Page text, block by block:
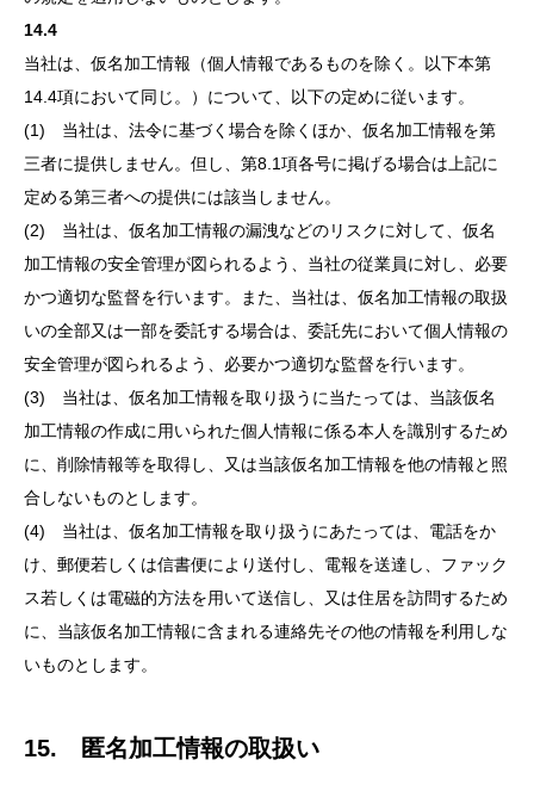
14.4
当社は、仮名加工情報（個人情報であるものを除く。以下本第
14.4項において同じ。）について、以下の定めに従います。
(1) 当社は、法令に基づく場合を除くほか、仮名加工情報を第
三者に提供しません。但し、第8.1項各号に掲げる場合は上記に
定める第三者への提供には該当しません。
(2) 当社は、仮名加工情報の漏洩などのリスクに対して、仮名
加工情報の安全管理が図られるよう、当社の従業員に対し、必要
かつ適切な監督を行います。また、当社は、仮名加工情報の取扱
いの全部又は一部を委託する場合は、委託先において個人情報の
安全管理が図られるよう、必要かつ適切な監督を行います。
(3) 当社は、仮名加工情報を取り扱うに当たっては、当該仮名
加工情報の作成に用いられた個人情報に係る本人を識別するため
に、削除情報等を取得し、又は当該仮名加工情報を他の情報と照
合しないものとします。
(4) 当社は、仮名加工情報を取り扱うにあたっては、電話をか
け、郵便若しくは信書便により送付し、電報を送達し、ファック
ス若しくは電磁的方法を用いて送信し、又は住居を訪問するため
に、当該仮名加工情報に含まれる連絡先その他の情報を利用しな
いものとします。
15. 匿名加工情報の取扱い